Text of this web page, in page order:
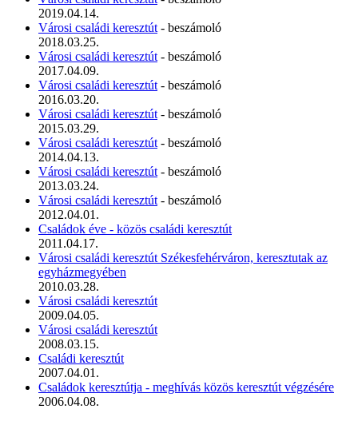
2019.04.14.
Városi családi keresztút - beszámoló
2018.03.25.
Városi családi keresztút - beszámoló
2017.04.09.
Városi családi keresztút - beszámoló
2016.03.20.
Városi családi keresztút - beszámoló
2015.03.29.
Városi családi keresztút - beszámoló
2014.04.13.
Városi családi keresztút - beszámoló
2013.03.24.
Városi családi keresztút - beszámoló
2012.04.01.
Családok éve - közös családi keresztút
2011.04.17.
Városi családi keresztút Székesfehérváron, keresztutak az
egyházmegyében
2010.03.28.
Városi családi keresztút
2009.04.05.
Városi családi keresztút
2008.03.15.
Családi keresztút
2007.04.01.
Családok keresztútja - meghívás közös keresztút végzésére
2006.04.08.